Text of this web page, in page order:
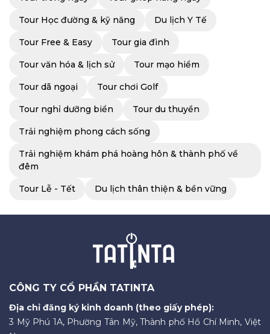
Tour Học đường & kỹ năng Du lịch Y Tế
Tour Free & Easy Tour gia đình
Tour văn hóa & lịch sử Tour mạo hiểm
Tour dã ngoại Tour chơi Golf
Tour nghỉ dưỡng biển Tour du thuyền
Trải nghiệm phong cách sống
Trải nghiệm khám phá hoàng hôn & thành phố về
đêm
Tour Lễ - Tết Du lịch thân thiện & bền vững
CÔNG TY CỔ PHẦN TATINTA
Địa chỉ đăng ký kinh doanh (theo giấy phép):
3 Mỹ Phú 1A, Phường Tân Mỹ, Thành phố Hồ Chí Minh, Việt